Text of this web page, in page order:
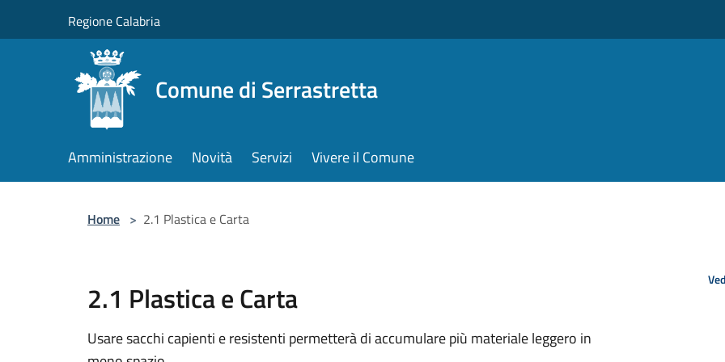
Regione Calabria
Comune di Serrastretta
Amministrazione Novità Servizi Vivere il Comune
Home > 2.1 Plastica e Carta
2.1 Plastica e Carta
Usare sacchi capienti e resistenti permetterà di accumulare più materiale leggero in